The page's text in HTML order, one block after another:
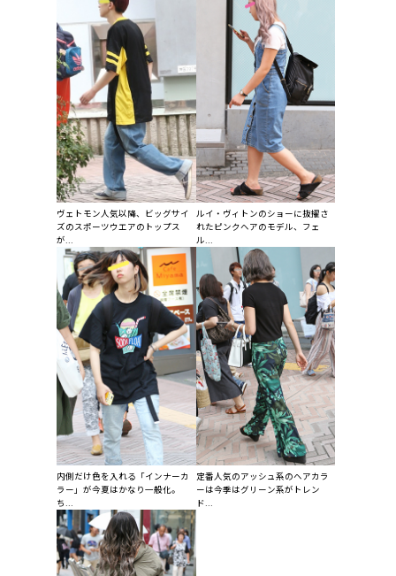
ヴェトモン人気以降、ビッグサイ
ズのスポーツウエアのトップス
が...
ルイ・ヴィトンのショーに抜擢さ
れたピンクヘアのモデル、フェ
ル...
内側だけ色を入れる「インナーカ
ラー」が今夏はかなり一般化。
ち...
定番人気のアッシュ系のヘアカラ
ーは今季はグリーン系がトレン
ド...